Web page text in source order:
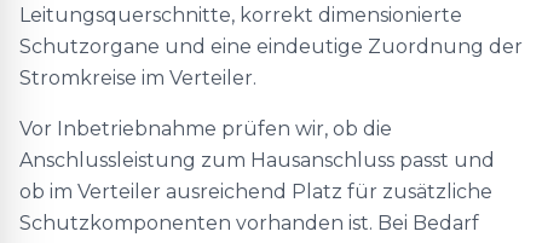
Leitungsquerschnitte, korrekt dimensionierte
Schutzorgane und eine eindeutige Zuordnung der
Stromkreise im Verteiler.
Vor Inbetriebnahme prüfen wir, ob die
Anschlussleistung zum Hausanschluss passt und
ob im Verteiler ausreichend Platz für zusätzliche
Schutzkomponenten vorhanden ist. Bei Bedarf